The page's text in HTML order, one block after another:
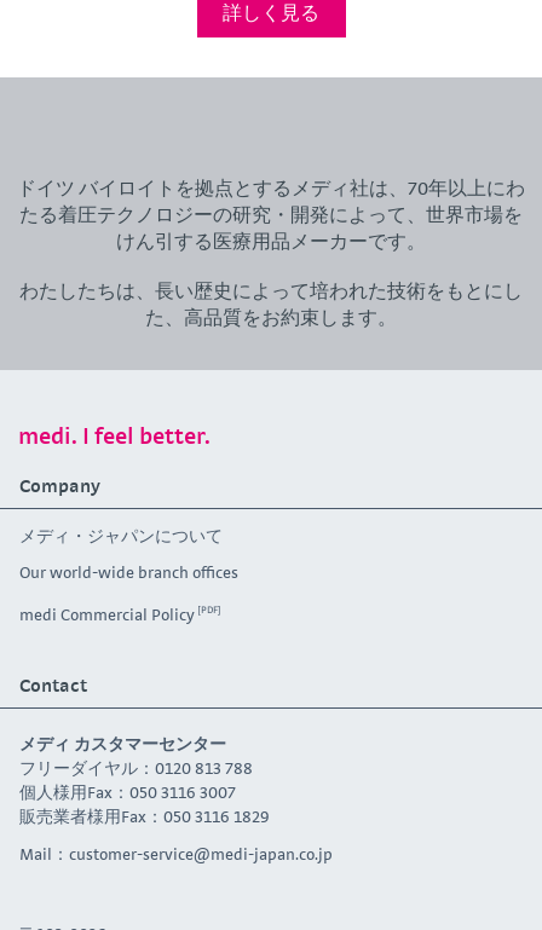
詳しく見る
ドイツ バイロイトを拠点とするメディ社は、70年以上にわ
たる着圧テクノロジーの研究・開発によって、世界市場を
けん引する医療用品メーカーです。
わたしたちは、長い歴史によって培われた技術をもとにし
た、高品質をお約束します。
medi. I feel better.
Company
メディ・ジャパンについて
Our world-wide branch offices
medi Commercial Policy
Contact
メディ カスタマーセンター
フリーダイヤル：0120 813 788
個人様用Fax：050 3116 3007
販売業者様用Fax：050 3116 1829
Mail： customer-service@medi-japan.co.jp